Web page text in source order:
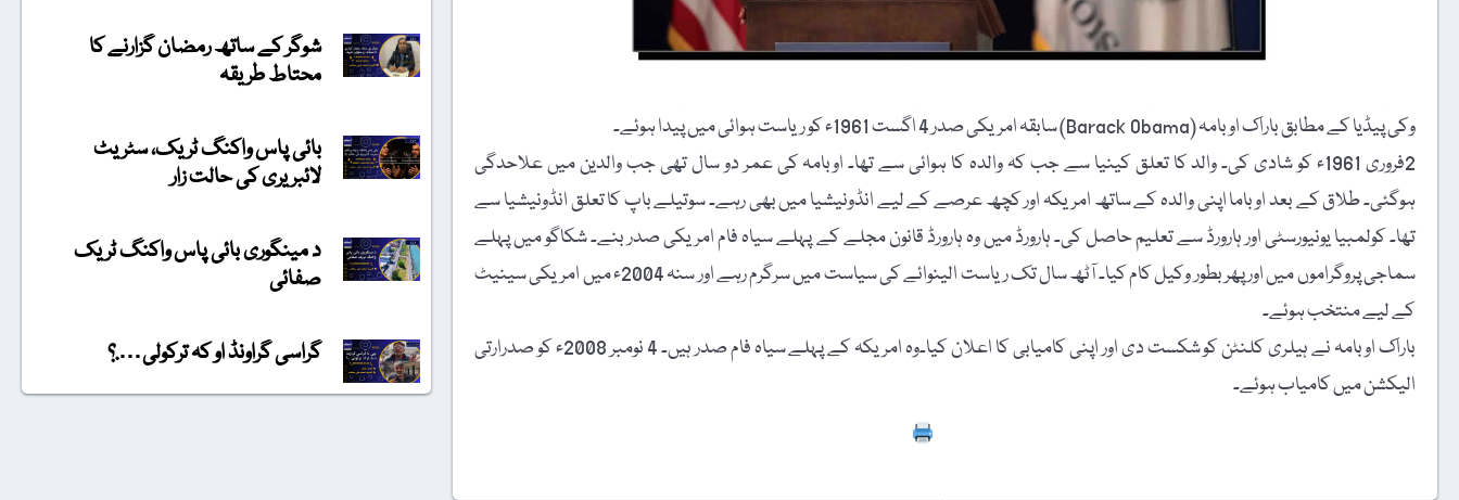
وکی پیڈیا کے مطابق باراک اوبامہ (Barack Obama) سابقہ امریکی صدر 4 اگست 1961ء کو ریاست ہوائی میں پیدا ہوئے۔
2فروری 1961ء کو شادی کی۔ والد کا تعلق کینیا سے جب کہ والدہ کا ہوائی سے تھا۔ اوبامہ کی عمر دو سال تھی جب والدین میں علاحدگی
ہوگئی۔ طلاق کے بعد اوباما اپنی والدہ کے ساتھ امریکہ اور کچھ عرصے کے لیے انڈونیشیا میں بھی رہے۔ سوتیلے باپ کا تعلق انڈونیشیا سے
تھا۔ کولمبیا یونیورسٹی اور ہارورڈ سے تعلیم حاصل کی۔ ہارورڈ میں وہ ہارورڈ قانون مجلے کے پہلے سیاہ فام امریکی صدر بنے۔ شکاگو میں پہلے
سماجی پروگراموں میں اور پھر بطور وکیل کام کیا۔ آٹھ سال تک ریاست الینوائے کی سیاست میں سرگرم رہے اور سنہ 2004ء میں امریکی سینیٹ
کے لیے منتخب ہوئے۔
باراک اوبامہ نے ہیلری کلنٹن کو شکست دی اور اپنی کامیابی کا اعلان کیا۔وہ امریکہ کے پہلے سیاہ فام صدر ہیں۔ 4 نومبر 2008ء کو صدرارتی
الیکشن میں کامیاب ہوئے۔
شوگر کے ساتھ رمضان گزارنے کا
محتاط طریقہ
بائی پاس واکنگ ٹریک، سٹریٹ
لائبریری کی حالت زار
د مینگوری بائی پاس واکنگ ٹریک
صفائی
گراسی گراونڈ او کہ ترکولی….؟